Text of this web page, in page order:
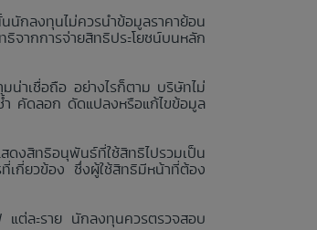
นักลงทุนไม่ควรนำข้อมูลราคาย้อน
จากการจ่ายสิทธิประโยชน์บนหลัก
น่าเชื่อถือ อย่างไรก็ตาม บริษัทไม่
ำ คัดลอก ดัดแปลงหรือแก้ไขข้อมูล
งสิทธิอนุพันธ์ที่ใช้สิทธิไปรวมเป็น
เกี่ยวข้อง ซึ่งผู้ใช้สิทธิมีหน้าที่ต้อง
แต่ละราย นักลงทุนควรตรวจสอบ